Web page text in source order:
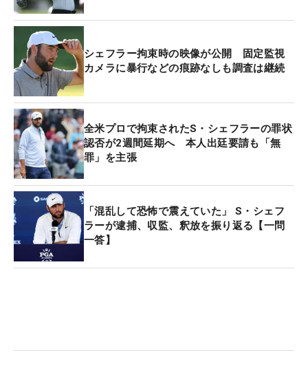
シェフラー拘束時の映像が公開 固定監視
カメラに暴行などの痕跡なしも調査は継続
全米プロで拘束されたS・シェフラーの罪状
認否が2週間延期へ 本人出廷要請も「無
罪」を主張
「混乱して恐怖で震えていた」 S・シェフ
ラーが逮捕、収監、釈放を振り返る【一問
一答】